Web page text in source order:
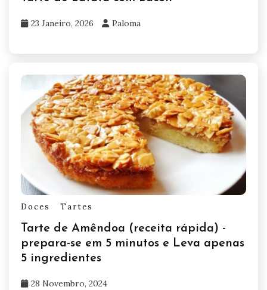
23 Janeiro, 2026 Paloma
Doces Tartes
Tarte de Amêndoa (receita rápida) -
prepara-se em 5 minutos e Leva apenas
5 ingredientes
28 Novembro, 2024